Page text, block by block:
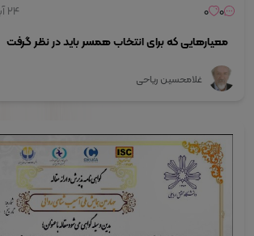
0
0 ۲۴ آبان ۱۴۰۲ - ۱۲:۴۳
معیارهایی که برای انتخاب همسر باید در نظر گرفت
غلامحسین ریاحی